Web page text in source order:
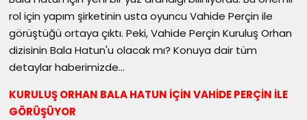
rol için yapım şirketinin usta oyuncu Vahide Perçin ile
görüştüğü ortaya çıktı. Peki, Vahide Perçin Kuruluş Orhan
dizisinin Bala Hatun'u olacak mı? Konuya dair tüm
detaylar haberimizde...
KURULUŞ ORHAN BALA HATUN İÇİN VAHİDE PERÇİN İLE
GÖRÜŞÜYOR